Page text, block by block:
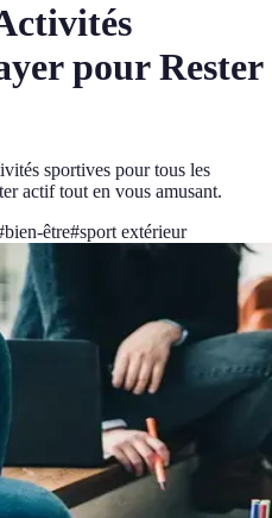
pour Rester
sportives pour tous les
actif tout en vous amusant.
bien-être#sport extérieur